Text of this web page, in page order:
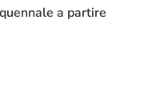
a partire